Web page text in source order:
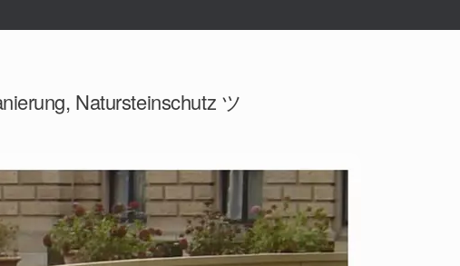
Natursteinschutz ツ